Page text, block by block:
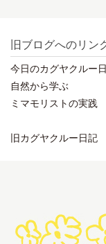
旧ブログへのリン
今日のカグヤクルー
自然から学ぶ
ミマモリストの実践
旧カグヤクルー日記